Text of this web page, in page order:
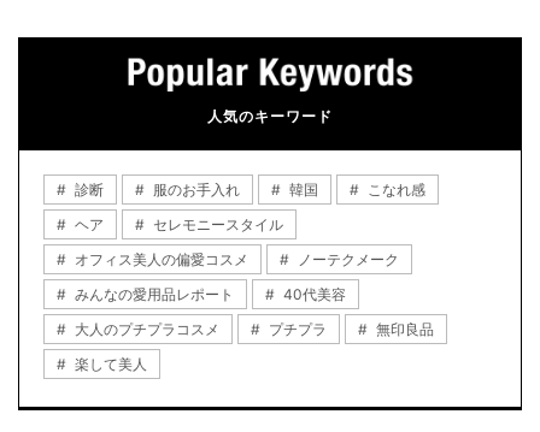
人気のキーワード
診断 服のお手入れ 韓国
こなれ感
ヘア
セレモニースタイル
オフィス美人の偏愛コスメ
ノーテクメーク
みんなの愛用品レポート
40代美容
大人のプチプラコスメ
プチプラ
無印良品
楽して美人